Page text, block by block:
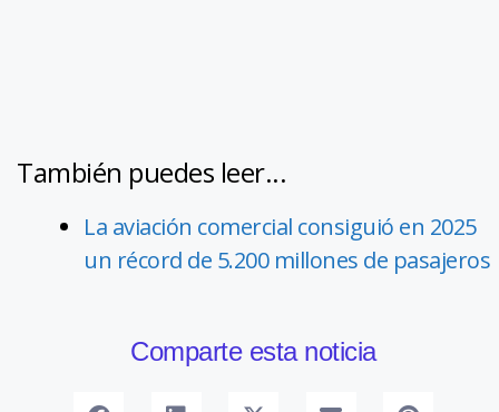
También puedes leer...
La aviación comercial consiguió en 2025
un récord de 5.200 millones de pasajeros
Comparte esta noticia